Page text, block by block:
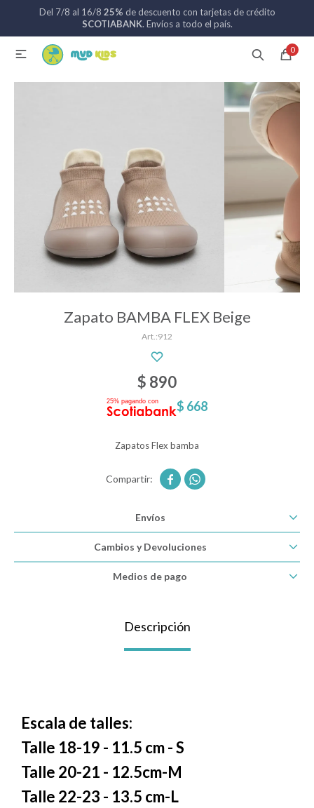
Del 7/8 al 16/8 25% de descuento con tarjetas de crédito
SCOTIABANK. Envíos a todo el país.
0

Zapato BAMBA FLEX Beige
912
$ 890
$ 668
Zapatos Flex bamba
 
Envíos
Cambios y Devoluciones
Medios de pago
Descripción
Escala de talles:
Talle 18-19 - 11.5 cm - S
Talle 20-21 - 12.5cm-M
Talle 22-23 - 13.5 cm-L
MI CUENTA
Catálogo Nuevos ingresos
Sillas de auto
Lactancia
Baño
Alimentación
Paseo y seguridad
Gift cards